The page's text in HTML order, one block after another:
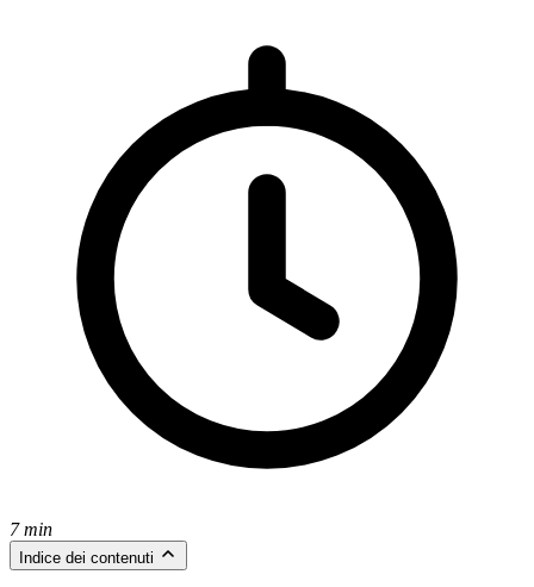
7 min
Indice dei contenuti